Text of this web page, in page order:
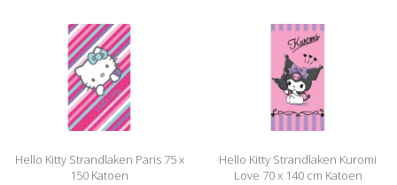
Hello Kitty Strandlaken Paris 75 x
150 Katoen
Hello Kitty Strandlaken Kuromi
Love 70 x 140 cm Katoen